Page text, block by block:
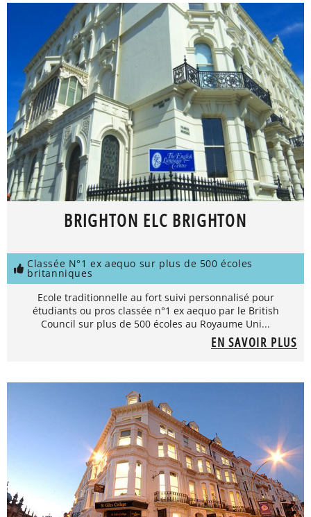
BRIGHTON ELC BRIGHTON
Classée N°1 ex aequo sur plus de 500 écoles
britanniques
Ecole traditionnelle au fort suivi personnalisé pour
étudiants ou pros classée n°1 ex aequo par le British
Council sur plus de 500 écoles au Royaume Uni...
EN SAVOIR PLUS